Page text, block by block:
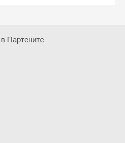
Партените
−5%
почту и получи